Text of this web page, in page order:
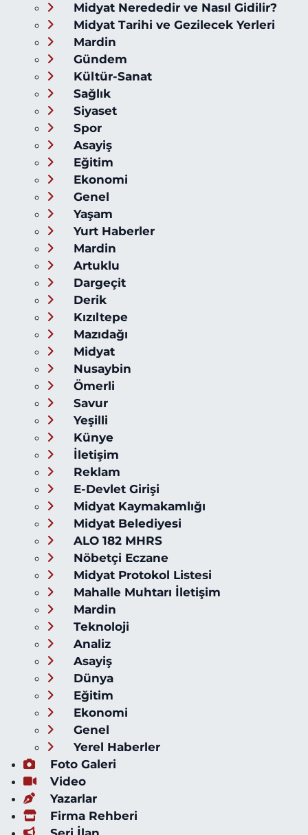
Midyat Nerededir ve Nasıl Gidilir?
Midyat Tarihi ve Gezilecek Yerleri
Mardin
Gündem
Kültür-Sanat
Sağlık
Siyaset
Spor
Asayiş
Eğitim
Ekonomi
Genel
Yaşam
Yurt Haberler
Mardin
Artuklu
Dargeçit
Derik
Kızıltepe
Mazıdağı
Midyat
Nusaybin
Ömerli
Savur
Yeşilli
Künye
İletişim
Reklam
E-Devlet Girişi
Midyat Kaymakamlığı
Midyat Belediyesi
ALO 182 MHRS
Nöbetçi Eczane
Midyat Protokol Listesi
Mahalle Muhtarı İletişim
Mardin
Teknoloji
Analiz
Asayiş
Dünya
Eğitim
Ekonomi
Genel
Yerel Haberler
Foto Galeri
Video
Yazarlar
Firma Rehberi